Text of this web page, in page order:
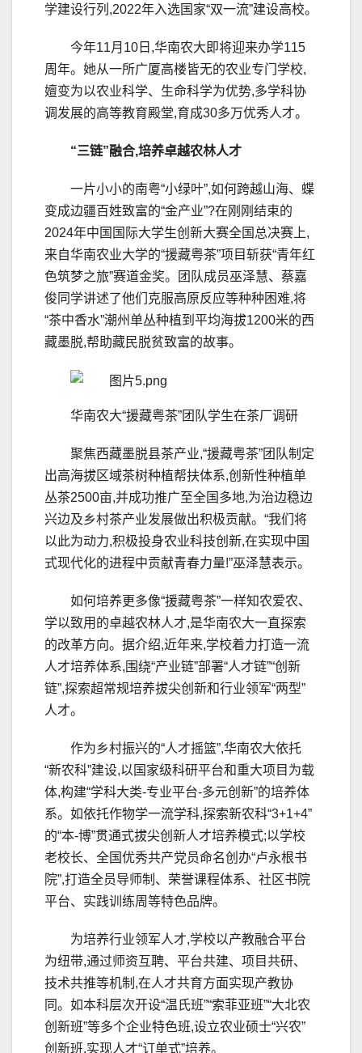
学建设行列,2022年入选国家“双一流”建设高校。
今年11月10日,华南农大即将迎来办学115
周年。她从一所广厦高楼皆无的农业专门学校,
嬗变为以农业科学、生命科学为优势,多学科协
调发展的高等教育殿堂,育成30多万优秀人才。
“三链”融合,培养卓越农林人才
一片小小的南粤“小绿叶”,如何跨越山海、蝶
变成边疆百姓致富的“金产业”?在刚刚结束的
2024年中国国际大学生创新大赛全国总决赛上,
来自华南农业大学的“援藏粤茶”项目斩获“青年红
色筑梦之旅”赛道金奖。团队成员巫泽慧、蔡嘉
俊同学讲述了他们克服高原反应等种种困难,将
“茶中香水”潮州单丛种植到平均海拔1200米的西
藏墨脱,帮助藏民脱贫致富的故事。
华南农大“援藏粤茶”团队学生在茶厂调研
聚焦西藏墨脱县茶产业,“援藏粤茶”团队制定
出高海拔区域茶树种植帮扶体系,创新性种植单
丛茶2500亩,并成功推广至全国多地,为治边稳边
兴边及乡村茶产业发展做出积极贡献。“我们将
以此为动力,积极投身农业科技创新,在实现中国
式现代化的进程中贡献青春力量!”巫泽慧表示。
如何培养更多像“援藏粤茶”一样知农爱农、
学以致用的卓越农林人才,是华南农大一直探索
的改革方向。据介绍,近年来,学校着力打造一流
人才培养体系,围绕“产业链”部署“人才链”“创新
链”,探索超常规培养拔尖创新和行业领军“两型”
人才。
作为乡村振兴的“人才摇篮”,华南农大依托
“新农科”建设,以国家级科研平台和重大项目为载
体,构建“学科大类-专业平台-多元创新”的培养体
系。如依托作物学一流学科,探索新农科“3+1+4”
的“本-博”贯通式拔尖创新人才培养模式;以学校
老校长、全国优秀共产党员命名创办“卢永根书
院”,打造全员导师制、荣誉课程体系、社区书院
平台、实践训练周等特色品牌。
为培养行业领军人才,学校以产教融合平台
为纽带,通过师资互聘、平台共建、项目共研、
技术共推等机制,在人才共育方面实现产教协
同。如本科层次开设“温氏班”“索菲亚班”“大北农
创新班”等多个企业特色班,设立农业硕士“兴农”
创新班,实现人才“订单式”培养。